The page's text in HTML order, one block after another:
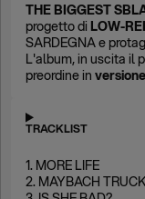
THE BIGGEST
progetto di LOW-
SARDEGNA e
L'album, in uscita il
preordine in
TRACKLIST
1. MORE LIFE
2. MAYBACH